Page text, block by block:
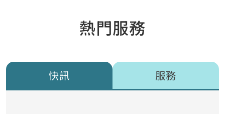
熱門服務
快訊 服務